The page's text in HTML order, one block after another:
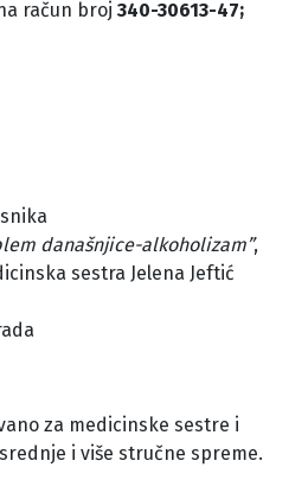
račun broj 340-30613-47;
današnjice-alkoholizam”,
sestra Jelena Jeftić
za medicinske sestre i
i više stručne spreme.